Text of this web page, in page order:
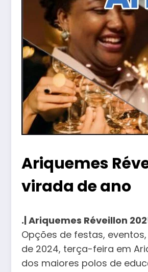
Ariquemes
virada de ano
.| Ariquemes Réveillon
Opções de festas,
de 2024, terça-feira em
dos maiores polos de